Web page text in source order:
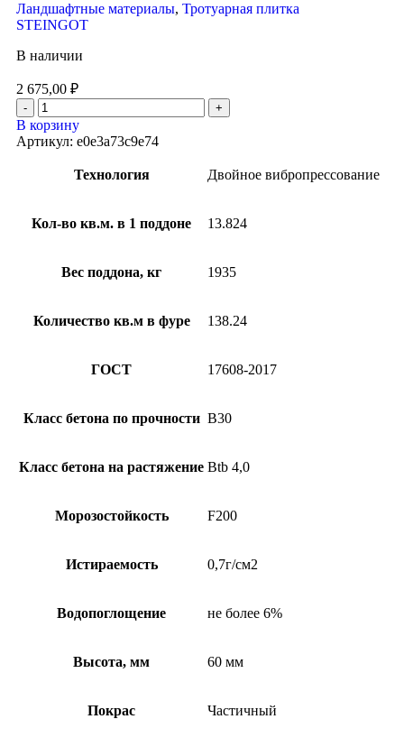
Ландшафтные материалы, Тротуарная плитка
STEINGOT
В наличии
2 675,00 ₽
В корзину
Артикул: e0e3a73c9e74
Технология Двойное вибропрессование
Кол-во кв.м. в 1 поддоне 13.824
Вес поддона, кг 1935
Количество кв.м в фуре 138.24
ГОСТ 17608-2017
Класс бетона по прочности B30
Класс бетона на растяжение Btb 4,0
Морозостойкость F200
Истираемость 0,7г/см2
Водопоглощение не более 6%
Высота, мм 60 мм
Покрас Частичный